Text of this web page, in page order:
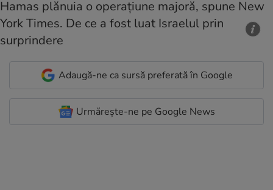
Adaugă-ne ca sursă preferată în Google
Urmărește-ne pe Google News